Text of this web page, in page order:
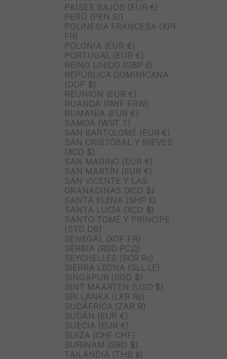
PAÍSES BAJOS (EUR €)
PERÚ (PEN S/)
POLINESIA FRANCESA (XPF
FR)
POLONIA (EUR €)
PORTUGAL (EUR €)
REINO UNIDO (GBP £)
REPÚBLICA DOMINICANA
(DOP $)
REUNIÓN (EUR €)
RUANDA (RWF FRW)
RUMANÍA (EUR €)
SAMOA (WST T)
SAN BARTOLOMÉ (EUR €)
SAN CRISTÓBAL Y NIEVES
(XCD $)
SAN MARINO (EUR €)
SAN MARTÍN (EUR €)
SAN VICENTE Y LAS
GRANADINAS (XCD $)
SANTA ELENA (SHP £)
SANTA LUCÍA (XCD $)
SANTO TOMÉ Y PRÍNCIPE
(STD DB)
SENEGAL (XOF FR)
SERBIA (RSD РСД)
SEYCHELLES (SCR ₨)
SIERRA LEONA (SLL LE)
SINGAPUR (SGD $)
SINT MAARTEN (USD $)
SRI LANKA (LKR ₨)
SUDÁFRICA (ZAR R)
SUDÁN (EUR €)
SUECIA (EUR €)
SUIZA (CHF CHF)
SURINAM (SRD $)
TAILANDIA (THB ฿)